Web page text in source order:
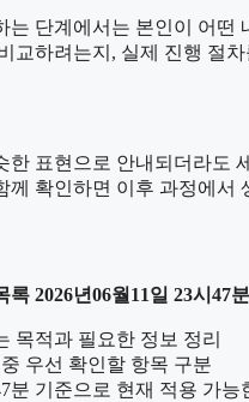
는 단계에서는 본인이 어떤
교하려는지, 실제 진행 절
한 표현으로 안내되더라도
께 확인하면 이후 과정에서
2026년06월11일 23시47분
목적과 필요한 정보 정리
우선 확인할 항목 구분
분 기준으로 현재 적용 가능